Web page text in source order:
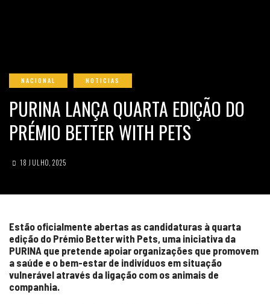
NACIONAL NOTICIAS
PURINA LANÇA QUARTA EDIÇÃO DO
PRÉMIO BETTER WITH PETS
18 JULHO, 2025
Estão oficialmente abertas as candidaturas à quarta
edição do Prémio Better with Pets, uma iniciativa da
PURINA que pretende apoiar organizações que promovem
a saúde e o bem-estar de indivíduos em situação
vulnerável através da ligação com os animais de
companhia.